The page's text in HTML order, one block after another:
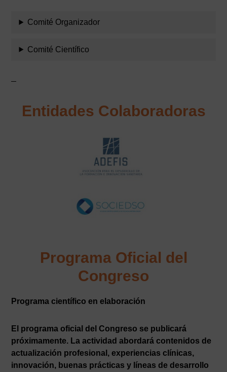
Comité Organizador
Comité Científico
Entidades Colaboradoras
Programa Oficial del
Congreso
Programa científico en elaboración
El programa oficial del Congreso se publicará
próximamente. La actividad abordará contenidos de
actualización profesional, experiencias clínicas,
innovación, buenas prácticas y líneas de desarrollo